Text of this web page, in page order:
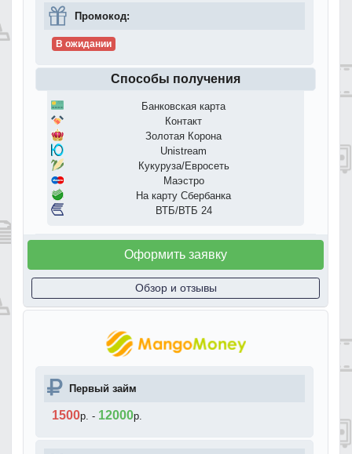
Промокод:
В ожидании
Способы получения
Банковская карта
Контакт
Золотая Корона
Unistream
Кукуруза/Евросеть
Маэстро
На карту Сбербанка
ВТБ/ВТБ 24
Оформить заявку
Обзор и отзывы
Первый займ
1500р. - 12000р.